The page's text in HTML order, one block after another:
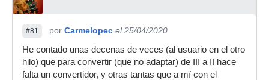
#81 por Carmelopec el 25/04/2020
He contado unas decenas de veces (al usuario en el otro
hilo) que para convertir (que no adaptar) de III a II hace
falta un convertidor, y otras tantas que a mí con el